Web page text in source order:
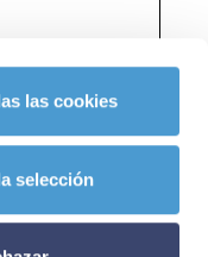
las cookies
selección
nosotros